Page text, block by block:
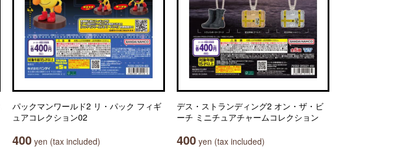
パックマンワールド2 リ・パック フィギ
ュアコレクション02
400 yen (tax included)
デス・ストランディング2 オン・ザ・ビ
ーチ ミニチュアチャームコレクション
400 yen (tax included)